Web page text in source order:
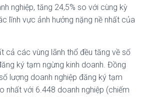
nghiệp, tăng 24,5% so với cùng kỳ
lĩnh vực ảnh hưởng nặng nề nhất của
cả các vùng lãnh thổ đều tăng về số
ký tạm ngừng kinh doanh. Đồng
lượng doanh nghiệp đăng ký tạm
nhất với 6.448 doanh nghiệp (chiếm